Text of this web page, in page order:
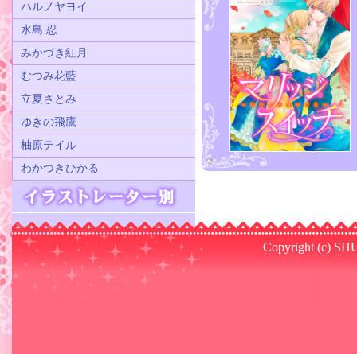
ハルノヤヨイ
水島 忍
みかづき紅月
むつみ花藍
立夏さとみ
ゆきの飛鷹
柚原テイル
わかつきひかる
Copyright (c)